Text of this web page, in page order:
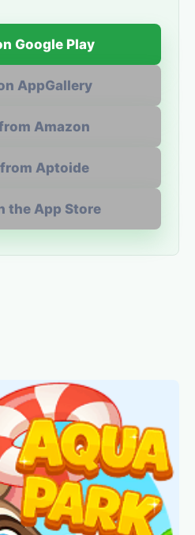
Google Play
AppGallery
Amazon
Aptoide
the App Store